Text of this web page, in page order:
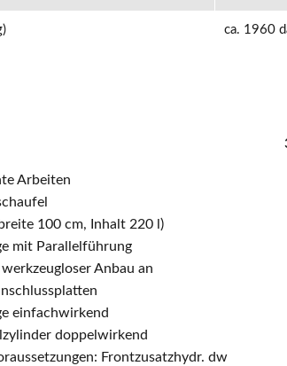
ca. 1960
Arbeiten
100 cm, Inhalt 220 l)
mit Parallelführung
Anbau an
einfachwirkend
doppelwirkend
Frontzusatzhydr. dw